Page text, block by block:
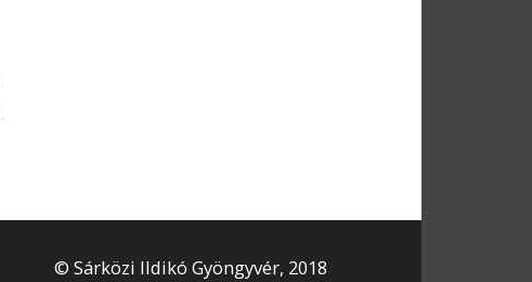
© Sárközi Ildikó Gyöngyvér, 2018